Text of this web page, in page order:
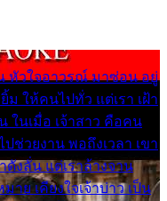
หัวใจอาวรณ์ มาซ่อน อยู่
ม ให้คนไปทั่ว แต่เรา เฝ้า
ในเมื่อ เจ้าสาว คือคน
ช่วยงาน พอถึงเวลา เขา
ดังลั่น แต่เราล้างจาน
ย เคียงใจเจ้าบ่าว เป็น